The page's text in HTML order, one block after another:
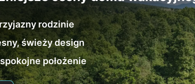
rodzinie
świeży design
położenie